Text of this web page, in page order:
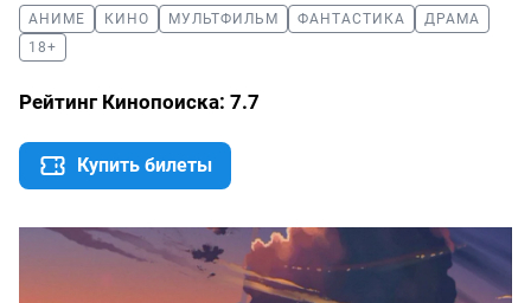
АНИМЕ КИНО МУЛЬТФИЛЬМ ФАНТАСТИКА
ДРАМА
18+
Рейтинг Кинопоиска: 7.7
Купить билеты